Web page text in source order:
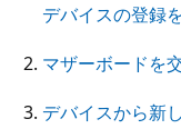
デバイスの登録
マザーボードを
デバイスから新